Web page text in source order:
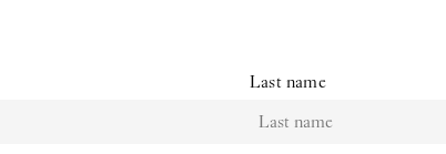
Last name